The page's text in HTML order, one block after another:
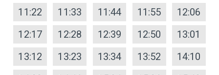
11:22
11:33 11:44 11:55
12:06
12:17
12:28 12:39 12:50
13:01
13:12
13:23 13:34 13:52
14:10